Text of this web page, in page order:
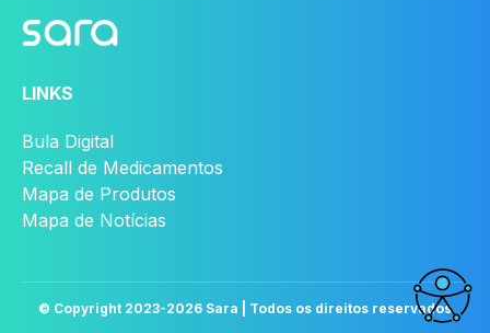
LINKS
Bula Digital
Recall de Medicamentos
Mapa de Produtos
Mapa de Notícias
© Copyright 2023-2026 Sara | Todos os direitos reservados